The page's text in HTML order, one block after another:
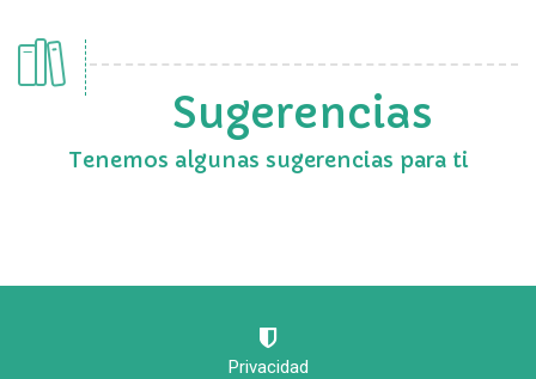
Sugerencias
Tenemos algunas sugerencias para ti
Privacidad